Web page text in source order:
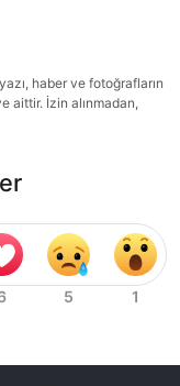
haber ve fotoğrafların
aittir. İzin alınmadan,